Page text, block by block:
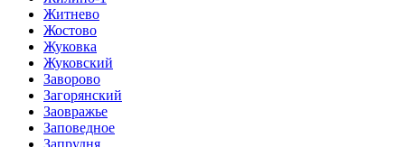
Житнево
Жостово
Жуковка
Жуковский
Заворово
Загорянский
Заовражье
Заповедное